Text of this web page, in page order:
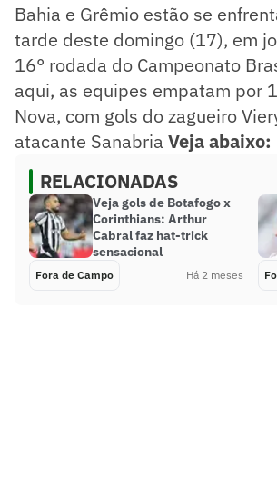
Bahia e Grêmio estão se
tarde deste domingo (17), em
16° rodada do Campeonato
aqui, as equipes empatam por
Nova, com gols do zagueiro
atacante Sanabria Veja abaixo:
RELACIONADAS
Veja gols de Botafogo x
Corinthians: Arthur
Cabral faz hat-trick
sensacional
Fora de Campo Há 2 meses